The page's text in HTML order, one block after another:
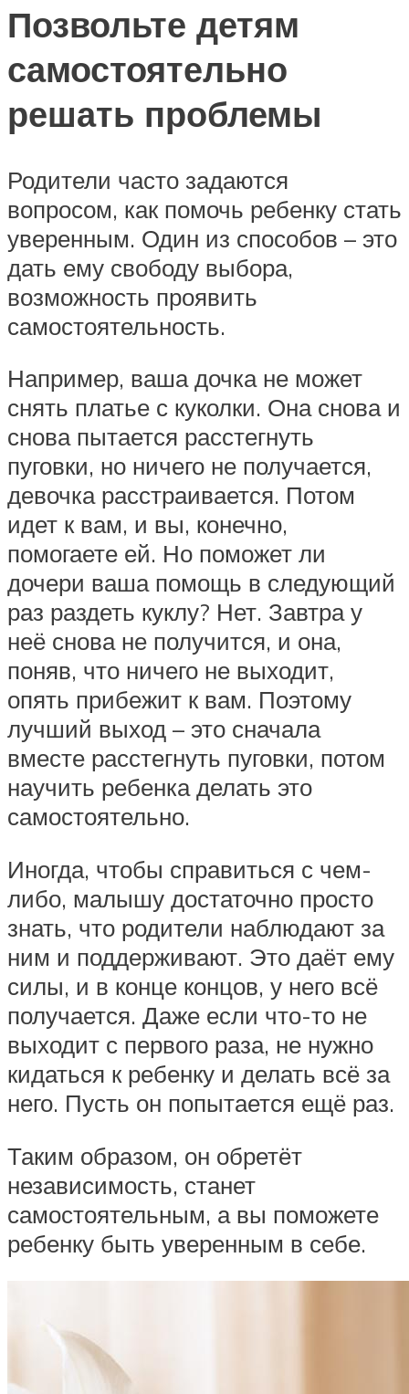
Позвольте детям
самостоятельно
решать проблемы
Родители часто задаются
вопросом, как помочь ребенку стать
уверенным. Один из способов – это
дать ему свободу выбора,
возможность проявить
самостоятельность.
Например, ваша дочка не может
снять платье с куколки. Она снова и
снова пытается расстегнуть
пуговки, но ничего не получается,
девочка расстраивается. Потом
идет к вам, и вы, конечно,
помогаете ей. Но поможет ли
дочери ваша помощь в следующий
раз раздеть куклу? Нет. Завтра у
неё снова не получится, и она,
поняв, что ничего не выходит,
опять прибежит к вам. Поэтому
лучший выход – это сначала
вместе расстегнуть пуговки, потом
научить ребенка делать это
самостоятельно.
Иногда, чтобы справиться с чем-
либо, малышу достаточно просто
знать, что родители наблюдают за
ним и поддерживают. Это даёт ему
силы, и в конце концов, у него всё
получается. Даже если что-то не
выходит с первого раза, не нужно
кидаться к ребенку и делать всё за
него. Пусть он попытается ещё раз.
Таким образом, он обретёт
независимость, станет
самостоятельным, а вы поможете
ребенку быть уверенным в себе.